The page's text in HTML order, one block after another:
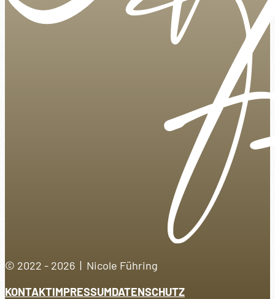
© 2022 - 2026 | Nicole Führing
KONTAKTIMPRESSUMDATENSCHUTZ